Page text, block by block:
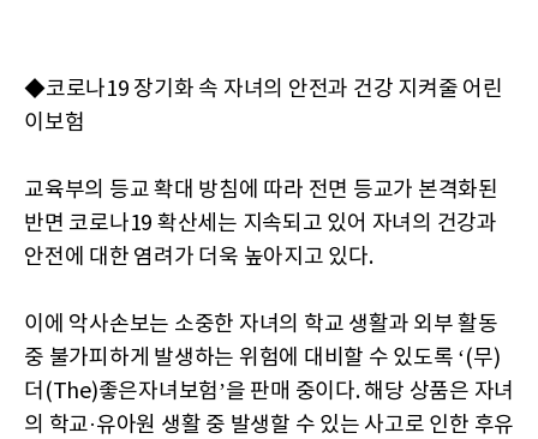
◆코로나19 장기화 속 자녀의 안전과 건강 지켜줄 어린
이보험
교육부의 등교 확대 방침에 따라 전면 등교가 본격화된
반면 코로나19 확산세는 지속되고 있어 자녀의 건강과
안전에 대한 염려가 더욱 높아지고 있다.
이에 악사손보는 소중한 자녀의 학교 생활과 외부 활동
중 불가피하게 발생하는 위험에 대비할 수 있도록 ‘(무)
더(The)좋은자녀보험’을 판매 중이다. 해당 상품은 자녀
의 학교·유아원 생활 중 발생할 수 있는 사고로 인한 후유